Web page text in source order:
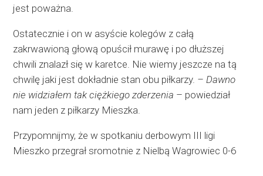
jest poważna.
Ostatecznie i on w asyście kolegów z całą
zakrwawioną głową opuścił murawę i po dłuższej
chwili znalazł się w karetce. Nie wiemy jeszcze na tą
chwilę jaki jest dokładnie stan obu piłkarzy. – Dawno
nie widziałem tak ciężkiego zderzenia – powiedział
nam jeden z piłkarzy Mieszka.
Przypomnijmy, że w spotkaniu derbowym III ligi
Mieszko przegrał sromotnie z Nielbą Wagrowiec 0-6